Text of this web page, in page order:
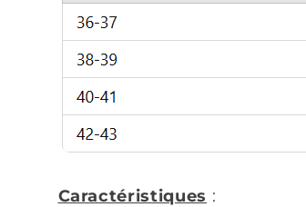
Caractéristiques :